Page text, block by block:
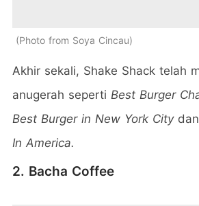
Photo from Soya Cincau
Akhir sekali, Shake Shack telah
anugerah seperti Best Burger
Best Burger in New York City dan
In America.
2. Bacha Coffee